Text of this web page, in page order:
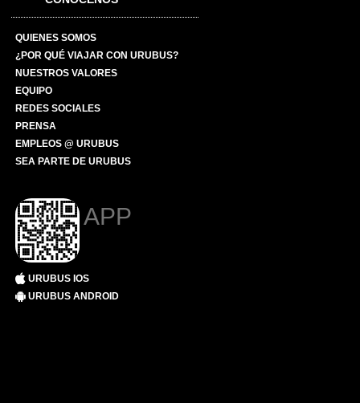
QUIENES SOMOS
¿POR QUÉ VIAJAR CON URUBUS?
NUESTROS VALORES
EQUIPO
REDES SOCIALES
PRENSA
EMPLEOS @ URUBUS
SEA PARTE DE URUBUS
APP
URUBUS IOS
URUBUS ANDROID